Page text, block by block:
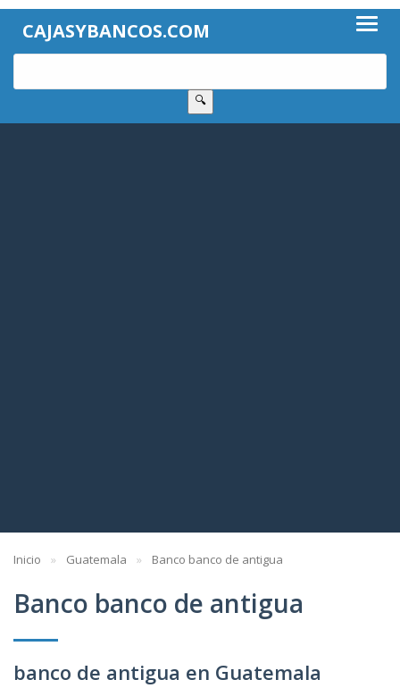
CAJASYBANCOS.COM
🔍
Inicio Guatemala Banco banco de antigua
Banco banco de antigua
banco de antigua en Guatemala